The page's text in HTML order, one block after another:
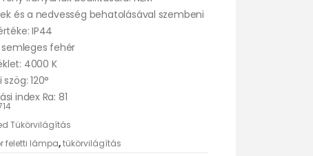
és a nedvesség behatolásával szembeni
IP44
semleges fehér
4000 K
120°
index Ra: 81
Tükörvilágítás
feletti lámpa,tükörvilágítás